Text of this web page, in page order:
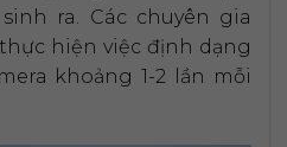
ra. Các chuyên gia
hiện việc định dạng
khoảng 1-2 lần mỗi